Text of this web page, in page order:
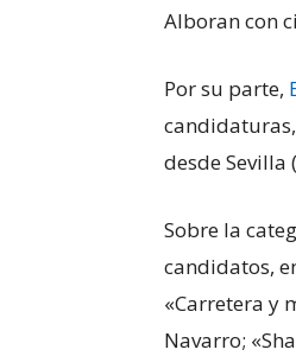
Alboran con
Por su parte,
desde Sevilla
Sobre la
candidatos,
«Carretera y
Navarro;